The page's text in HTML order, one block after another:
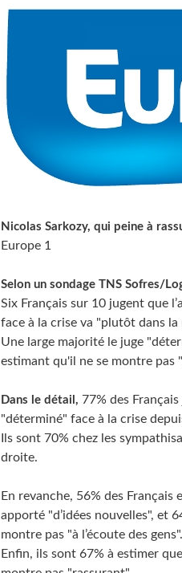
Nicolas Sarkozy, qui peine à
Europe 1
Selon un sondage TNS Sofres/
Six Français sur 10 jugent que
face à la crise va "plutôt dans la
Une large majorité le juge
estimant qu'il ne se montre pas
Dans le détail, 77% des
"déterminé" face à la crise
Ils sont 70% chez les
droite.
En revanche, 56% des Français
apporté "d’idées nouvelles", et
montre pas "à l’écoute des gens".
Enfin, ils sont 67% à estimer